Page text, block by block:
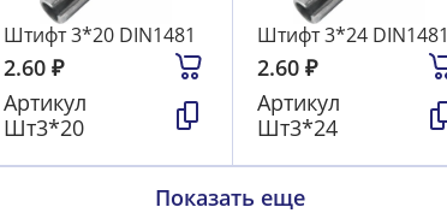
Штифт 3*20 DIN1481
2.60 ₽
Артикул
Шт3*20
Штифт 3*24 DIN1481
2.60 ₽
Артикул
Шт3*24
Показать еще